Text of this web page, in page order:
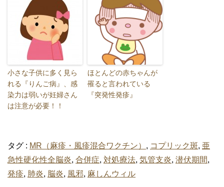
小さな子供に多く見ら
れる『りんご病』、感
染力は弱いが妊婦さん
は注意が必要！！
ほとんどの赤ちゃんが
罹ると言われている
『突発性発疹』
タグ : MR（麻疹・風疹混合ワクチン） , コプリック斑, 亜
急性硬化性全脳炎, 合併症, 対処療法, 気管支炎, 潜伏期間,
発疹, 肺炎, 脳炎, 風邪, 麻しんウィル